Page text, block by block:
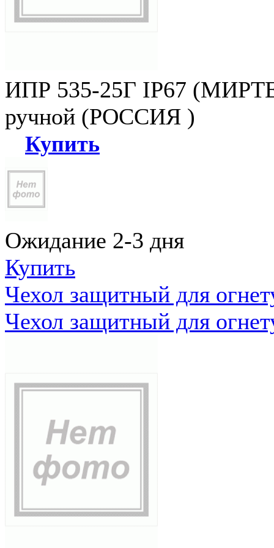
ИПР 535-25Г IP67
ручной (РОССИЯ )
Купить
Ожидание 2-3 дня
Купить
Чехол защитный для
Чехол защитный для